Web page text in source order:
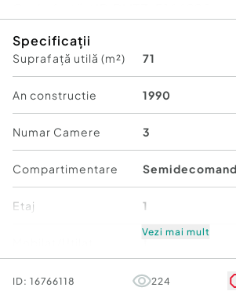
Confort: 1
Tip imobil:Casă/Vilă
Număr Băi:2
Specificații
Suprafață utilă (m²) 71
An constructie 1990
Numar Camere 3
Compartimentare
Etaj 1
Număr niveluri imobil 1
Vezi mai mult
ID: 16766118 224